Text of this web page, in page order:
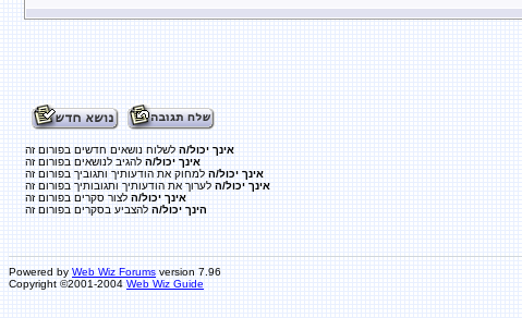
אינך יכול/ה לשלוח נושאים חדשים בפורום זה
אינך יכול/ה להגיב לנושאים בפורום זה
אינך יכול/ה למחוק את הודעותיך ותגוביך בפורום זה
אינך יכול/ה לערוך את הודעותיך ותגובותיך בפורום זה
אינך יכול/ה לצור סקרים בפורום זה
הינך יכול/ה להצביע בסקרים בפורום זה
Powered by Web Wiz Forums version 7.96
Copyright ©2001-2004 Web Wiz Guide